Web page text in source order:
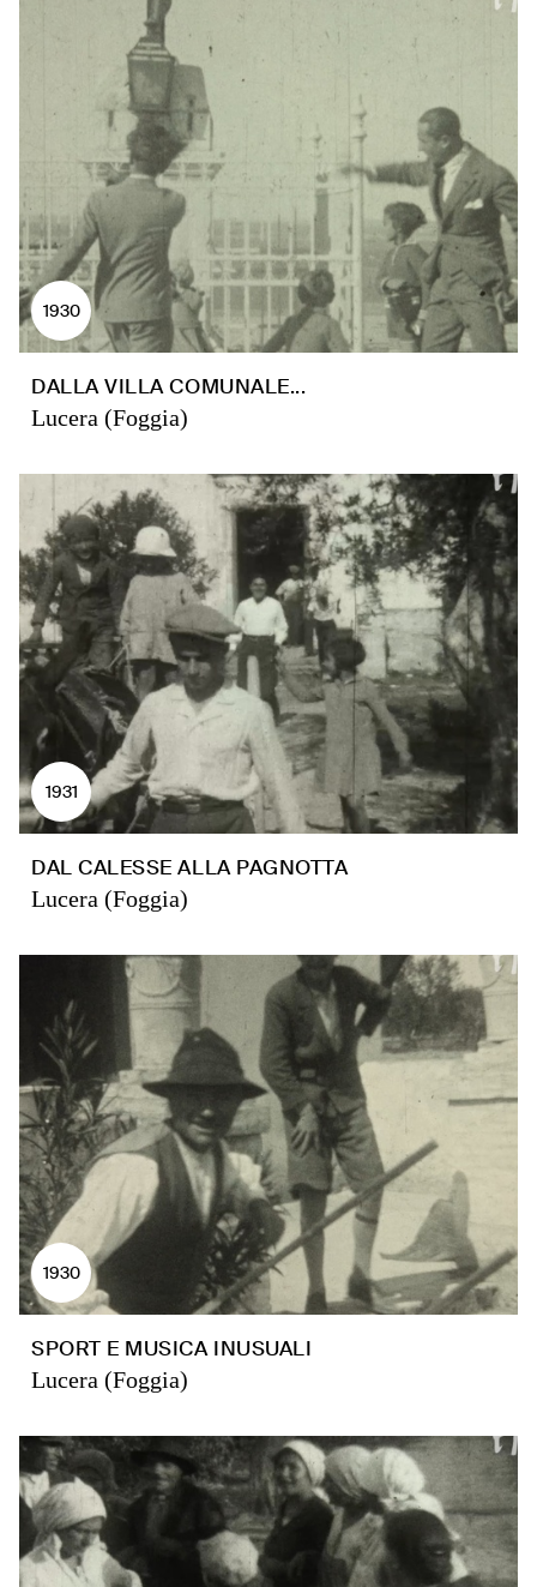
1930
DALLA VILLA COMUNALE...
Lucera (Foggia)
1931
DAL CALESSE ALLA PAGNOTTA
Lucera (Foggia)
1930
SPORT E MUSICA INUSUALI
Lucera (Foggia)